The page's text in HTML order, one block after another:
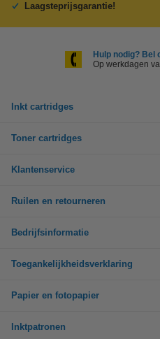
Laagsteprijsgarantie!
Hulp nodig? Bel
Op werkdagen
Inkt cartridges
Toner cartridges
Klantenservice
Ruilen en retourneren
Bedrijfsinformatie
Toegankelijkheidsverklaring
Papier en fotopapier
Inktpatronen